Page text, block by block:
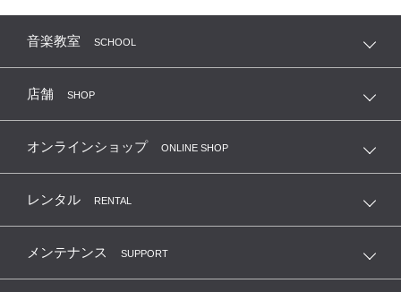
音楽教室 SCHOOL
店舗 SHOP
オンラインショップ ONLINE SHOP
レンタル RENTAL
メンテナンス SUPPORT